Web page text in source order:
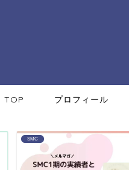
TOP プロフィール
SMC